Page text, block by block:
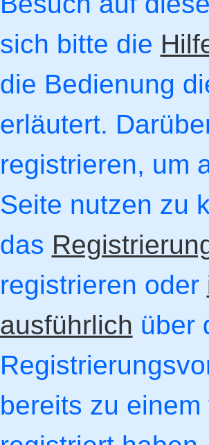
sich bitte die
die Bedienung
erläutert.
registrieren, um
Seite nutzen zu
das
registrieren oder
ausführlich über
bereits zu